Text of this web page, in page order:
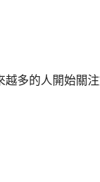
越多的人開始關